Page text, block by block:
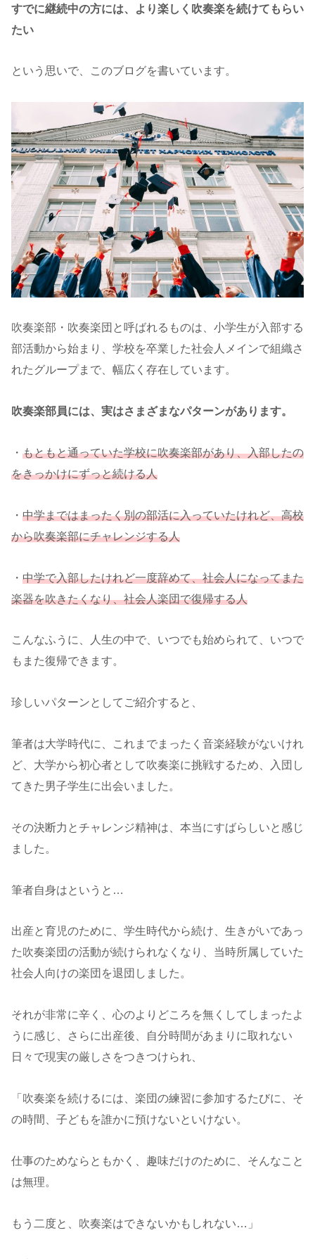
すでに継続中の方には、より楽しく吹奏楽を続けてもらい
たい
という思いで、このブログを書いています。
吹奏楽部・吹奏楽団と呼ばれるものは、小学生が入部する
部活動から始まり、学校を卒業した社会人メインで組織さ
れたグループまで、幅広く存在しています。
吹奏楽部員には、実はさまざまなパターンがあります。
・ もともと通っていた学校に吹奏楽部があり、入部したの
をきっかけにずっと続ける人
・ 中学まではまったく別の部活に入っていたけれど、高校
から吹奏楽部にチャレンジする人
・ 中学で入部したけれど一度辞めて、社会人になってまた
楽器を吹きたくなり、社会人楽団で復帰する人
こんなふうに、人生の中で、いつでも始められて、いつで
もまた復帰できます。
珍しいパターンとしてご紹介すると、
筆者は大学時代に、これまでまったく音楽経験がないけれ
ど、大学から初心者として吹奏楽に挑戦するため、入団し
てきた男子学生に出会いました。
その決断力とチャレンジ精神は、本当にすばらしいと感じ
ました。
筆者自身はというと…
出産と育児のために、学生時代から続け、生きがいであっ
た吹奏楽団の活動が続けられなくなり、当時所属していた
社会人向けの楽団を退団しました。
それが非常に辛く、心のよりどころを無くしてしまったよ
うに感じ、さらに出産後、自分時間があまりに取れない
日々で現実の厳しさをつきつけられ、
「吹奏楽を続けるには、楽団の練習に参加するたびに、そ
の時間、子どもを誰かに預けないといけない。
仕事のためならともかく、趣味だけのために、そんなこと
は無理。
もう二度と、吹奏楽はできないかもしれない…」